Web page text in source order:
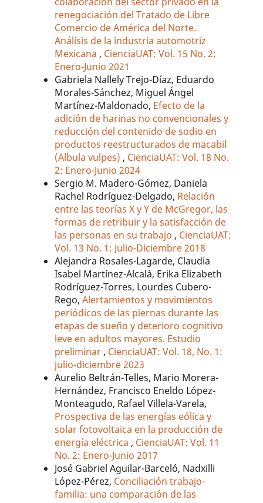
renegociación del Tratado de Libre
Comercio de América del Norte.
Análisis de la industria automotriz
Mexicana , CienciaUAT: Vol. 15 No. 2:
Enero-Junio 2021
Gabriela Nallely Trejo-Díaz, Eduardo
Morales-Sánchez, Miguel Ángel
Martínez-Maldonado, Efecto de la
adición de harinas no convencionales y
reducción del contenido de sodio en
productos reestructurados de macabil
(Albula vulpes) , CienciaUAT: Vol. 18 No.
2: Enero-Junio 2024
Sergio M. Madero-Gómez, Daniela
Rachel Rodríguez-Delgado, Relación
entre las teorías X y Y de McGregor, las
formas de retribuir y la satisfacción de
las personas en su trabajo , CienciaUAT:
Vol. 13 No. 1: Julio-Diciembre 2018
Alejandra Rosales-Lagarde, Claudia
Isabel Martínez-Alcalá, Erika Elizabeth
Rodríguez-Torres, Lourdes Cubero-
Rego,Alertamientos y movimientos
periódicos de las piernas durante las
etapas de sueño y deterioro cognitivo
leve en adultos mayores. Estudio
preliminar , CienciaUAT: Vol. 18, No. 1:
julio-diciembre 2023
Aurelio Beltrán-Telles, Mario Morera-
Hernández, Francisco Eneldo López-
Monteagudo, Rafael Villela-Varela,
Prospectiva de las energías eólica y
solar fotovoltaica en la producción de
energía eléctrica , CienciaUAT: Vol. 11
No. 2: Enero-Junio 2017
José Gabriel Aguilar-Barceló, Nadxilli
López-Pérez, Conciliación trabajo-
familia: una comparación de las